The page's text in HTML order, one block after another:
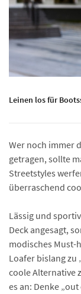
Leinen los für
Wer noch immer
getragen, sollte
Streetstyles
überraschend
Lässig und
Deck angesagt,
modisches Must-
Loafer bislang zu
coole Alternative
es an: Denke